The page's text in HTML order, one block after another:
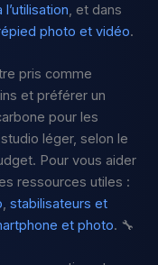
, et dans
photo et vidéo.
pris comme
et préférer un
pour les
léger, selon le
Pour vous aider
ressources utiles :
,stabilisateurs et
et photo. 🔧